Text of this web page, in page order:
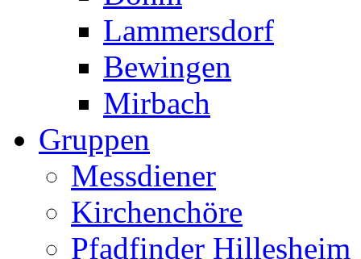
Lammersdorf
Bewingen
Mirbach
Gruppen
Messdiener
Kirchenchöre
Pfadfinder Hillesheim